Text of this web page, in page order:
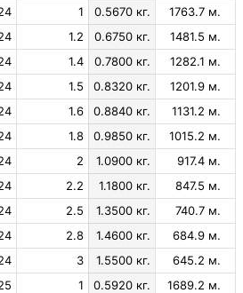
1 0.5670 кг.
1763.7 м.
1.2 0.6750 кг.
1481.5 м.
1.4 0.7800 кг.
1282.1 м.
1.5 0.8320 кг.
1201.9 м.
1.6 0.8840 кг.
1131.2 м.
1.8 0.9850 кг.
1015.2 м.
2 1.0900 кг.
917.4 м.
2.2 1.1800 кг.
847.5 м.
2.5 1.3500 кг.
740.7 м.
2.8 1.4600 кг.
684.9 м.
3 1.5500 кг.
645.2 м.
1 0.5920 кг.
1689.2 м.